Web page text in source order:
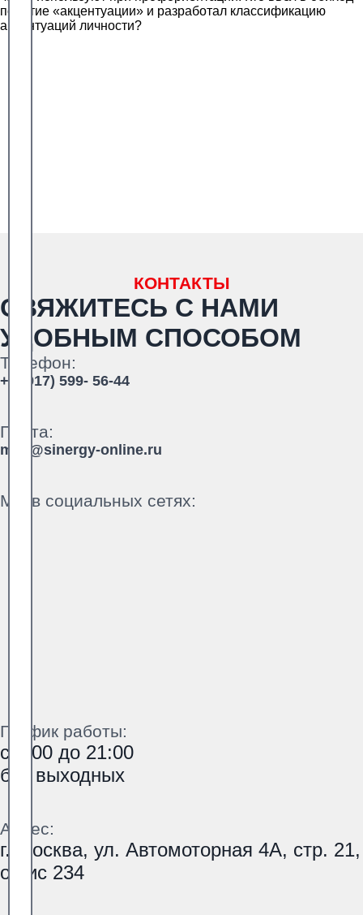
понятие «акцентуации» и разработал классификацию
акцентуаций личности?
КОНТАКТЫ
СВЯЖИТЕСЬ С НАМИ
УДОБНЫМ СПОСОБОМ
Телефон:
+7 (917) 599- 56-44
Почта:
mail@sinergy-online.ru
Мы в социальных сетях:
График работы:
с 9:00 до 21:00
без выходных
Адрес:
г. Москва, ул. Автомоторная 4А, стр. 21,
офис 234